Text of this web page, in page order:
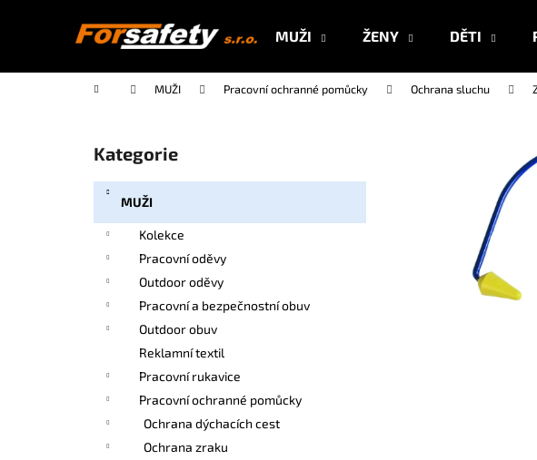
MUŽI ŽENY DĚTI
Domů MUŽI Pracovní ochranné pomůcky Ochrana sluchu
Přeskočit
kategorie
Kategorie
MUŽI
Kolekce
Pracovní oděvy
Outdoor oděvy
Pracovní a bezpečnostní obuv
Outdoor obuv
Reklamní textil
Pracovní rukavice
Pracovní ochranné pomůcky
Ochrana dýchacích cest
Ochrana zraku
í
Zpět
do
Zpět
do
Co